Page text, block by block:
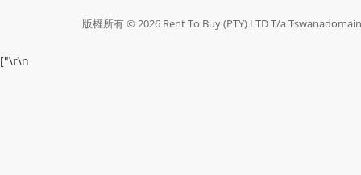
版權所有 © 2026 Rent To Buy (PTY) LTD T/a
["\r\n